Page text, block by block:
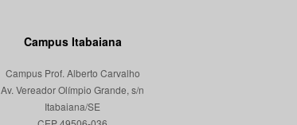
Campus Itabaiana
Campus Prof. Alberto Carvalho
Av. Vereador Olímpio Grande, s/n
Itabaiana/SE